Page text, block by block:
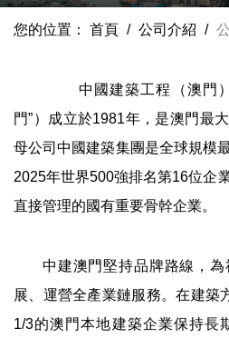
您的位置： 首頁 / 公司介紹 /
中國建築工程（澳門
門”）成立於1981年，是澳門最
母公司中國建築集團是全球規模
2025年世界500強排名第16位企
直接管理的國有重要骨幹企業。
中建澳門堅持品牌路線，
展、運營全產業鏈服務。在建築
1/3的澳門本地建築企業保持長